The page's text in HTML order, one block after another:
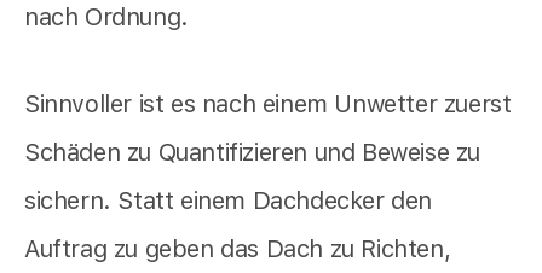
nach Ordnung.
Sinnvoller ist es nach einem Unwetter zuerst
Schäden zu Quantifizieren und Beweise zu
sichern. Statt einem Dachdecker den
Auftrag zu geben das Dach zu Richten,